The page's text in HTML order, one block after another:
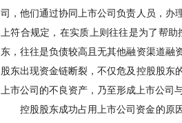
司，他们通过协同上市公司负责人员，办
上符合规定，在实质上则往往是为了帮
东，往往是负债较高且无其他融资渠道融
股东出现资金链断裂，不仅危及控股股东
上市公司的不良资产，乃至形成上市公司
控股股东成功占用上市公司资金的原